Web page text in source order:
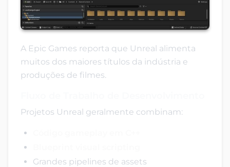
A Epic Games reporta que Unreal alimenta
muitos dos maiores títulos da indústria e
produções de filmes.
Projetos Unreal geralmente combinam:
Grandes pipelines de assets